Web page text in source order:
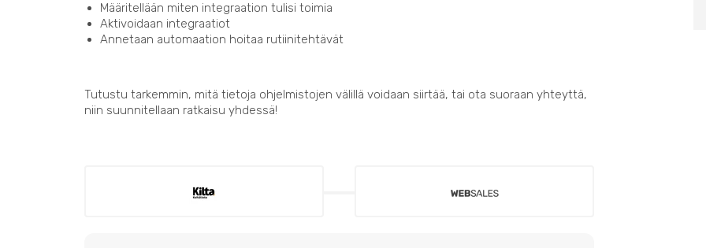
Määritellään miten integraation tulisi toimia
Aktivoidaan integraatiot
Annetaan automaation hoitaa rutiinitehtävät
Tutustu tarkemmin, mitä tietoja ohjelmistojen välillä voidaan siirtää, tai ota suoraan yhteyttä,
niin suunnitellaan ratkaisu yhdessä!